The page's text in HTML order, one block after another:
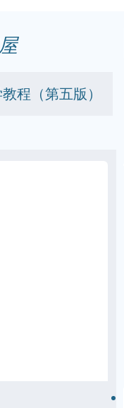
程（第五版）